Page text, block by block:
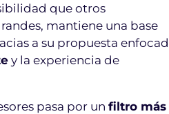
que otros
mantiene una base
a su propuesta
y la experiencia de
pasa por un filtro más